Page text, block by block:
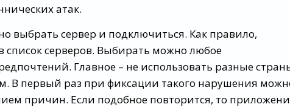
атак.
выбрать сервер и подключиться. Как правило,
список серверов. Выбирать можно любое
Главное – не использовать разные
В первый раз при фиксации такого нарушения
причин. Если подобное повторится, то